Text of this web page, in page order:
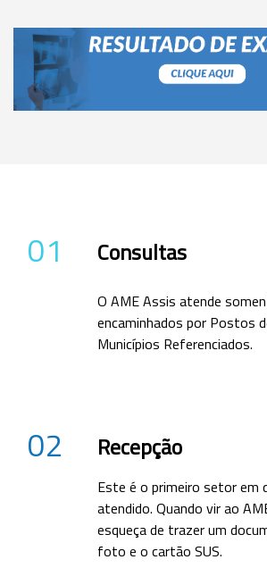
01 Consultas
O AME Assis atende
encaminhados por Postos
Municípios Referenciados.
02 Recepção
Este é o primeiro setor em
atendido. Quando vir ao
esqueça de trazer um
foto e o cartão SUS.